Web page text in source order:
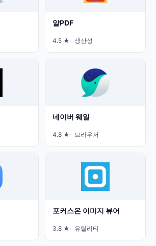
알PDF
4.5 ★ 생산성
네이버 웨일
4.8 ★ 브라우저
포커스온 이미지 뷰어
3.8 ★ 유틸리티